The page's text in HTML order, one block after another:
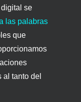
se
las palabras
que
al tanto del